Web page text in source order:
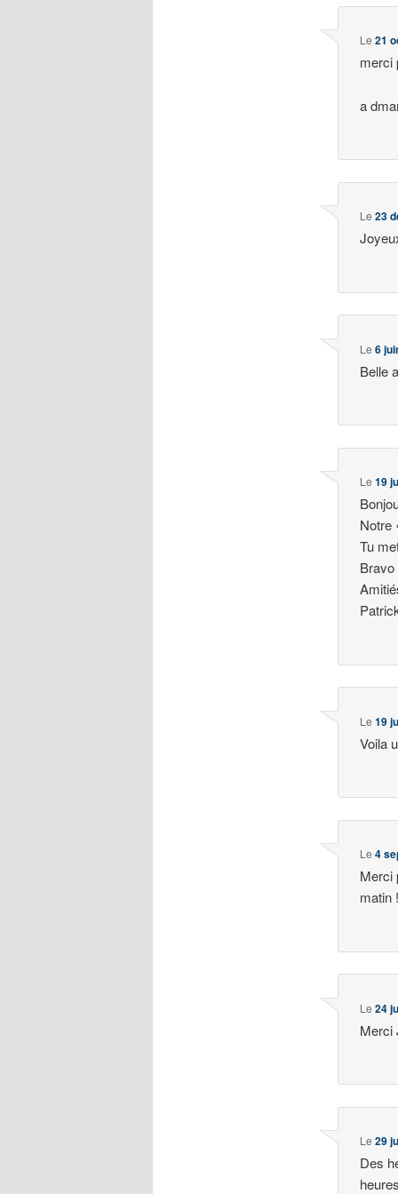
Le21
merci
a
Le23
Le6
Belle
Le19
Notre
Tu
Le19
Voila
Le4
Merci
matin !
Le24
Merci
Le29
Des